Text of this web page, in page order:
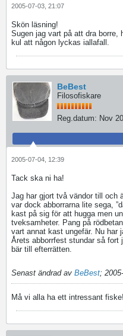
2005-07-03, 21:07
Skön läsning!
Sugen jag vart på att dra borre,
kul att någon lyckas iallafall.
BeBest
Filosofiskare
Reg.datum: Nov
2005-07-04, 12:39
Tack ska ni ha!
Jag har gjort två vändor till och
var dock abborrarna lite sega,
kast på sig för att hugga men
tveksamheter. Pang på
vart annat kast ungefär. Nu har
Årets abborrfest stundar så fort
bär till efterrätten.
Senast ändrad av BeBest;
Må vi alla ha ett intressant fiske!